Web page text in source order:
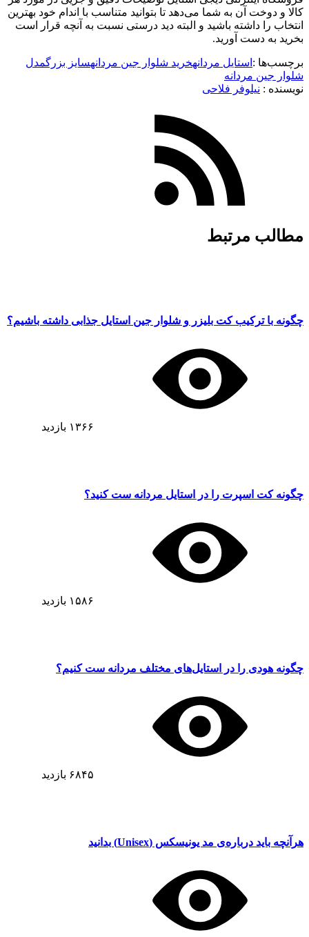
کالا و دوخت آن به شما می‌دهد تا بتوانید متناسب با اندام خود بهترین
انتخاب را داشته باشید و البته دید درستی نسبت به آنچه قرار است
بخرید به دست آورید.
برچسب‌ها : استایل مردانهخرید شلوار جین مردانهسایز بزرگمدل
شلوار جین مردانه
نویسنده :‌ نیلوفر فلاحی
مطالب مرتبط
چگونه با ترکیب کت بلیزر و شلوار جین استایل جذابی داشته باشیم؟
۱۳۶۶ بازدید
چگونه کت اسپرت را در استایل مردانه ست کنید؟
۱۵۸۶ بازدید
چگونه هودی را در استایل‌های مختلف مردانه ست کنیم؟
۶۸۴۵ بازدید
هرآنچه باید درباره‌ی مد یونیسکس (Unisex) بدانید